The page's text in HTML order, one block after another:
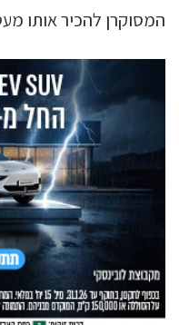
המסוקרן להכיר אותו